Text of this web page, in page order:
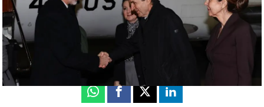
Neila Gallego
Publicado:
16 de enero de 2023, 07:04
Whatsapp
Facebook
X Linkedin